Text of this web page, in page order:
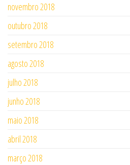
novembro 2018
outubro 2018
setembro 2018
agosto 2018
julho 2018
junho 2018
maio 2018
abril 2018
março 2018